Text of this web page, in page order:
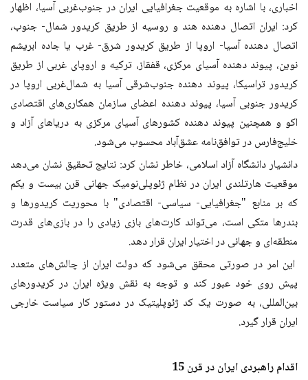
اخباری، با اشاره به موقعیت جغرافیایی ایران در جنوب‌غربی آسیا، اظهار
کرد: ایران اتصال دهنده هند و روسیه از طریق کریدور شمال- جنوب،
اتصال دهنده آسیا- اروپا از طریق کریدور شرق- غرب یا جاده ابریشم
نوین، پیوند دهنده آسیای مرکزی، قفقاز، ترکیه و اروپای غربی از طریق
کریدور تراسیکا، پیوند دهنده جنوب‌شرقی آسیا به شمال‌غربی اروپا در
کریدور جنوبی آسیا، پیوند دهنده اعضای سازمان همکاری‌های اقتصادی
اکو و همچنین پیوند دهنده کشورهای آسیای مرکزی به دریاهای آزاد و
خلیج‌فارس در توافق‌نامه عشق‌آباد محسوب ‌می‌شود.
دانشیار دانشگاه آزاد اسلامی، خاطر نشان کرد: نتایج تحقیق نشان می‌دهد
موقعیت هارتلندی ایران در نظام ژئوپلی‌نومیک جهانی قرن بیست و یکم
که بر منابع "جغرافیایی- سیاسی- اقتصادی" با محوریت کریدورها و
بندرها متکی است، می‌تواند کارت‌های بازی زیادی را در بازی‌های قدرت
منطقه‌ای و جهانی در اختیار ایران قرار دهد.
این امر در صورتی محقق می‌شود که دولت ایران از چالش‌های متعدد
پیش روی خود عبور کند و توجه به نقش ویژه ایران در کریدورهای
بین‌المللی، به صورت یک کد ژئوپلیتیک در دستور کار سیاست خارجی
ایران قرار گیرد.
اقدام راهبردی ایران در قرن 15